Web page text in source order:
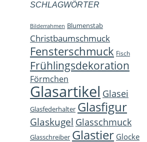
SCHLAGWÖRTER
Bilderrahmen Blumenstab
Christbaumschmuck
Fensterschmuck Fisch
Frühlingsdekoration
Förmchen
Glasartikel Glasei
Glasfederhalter Glasfigur
Glaskugel Glasschmuck
Glasschreiber Glastier Glocke